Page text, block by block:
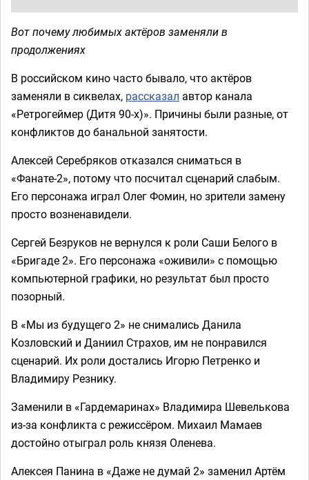
Вот почему любимых актёров заменяли в
продолжениях
В российском кино часто бывало, что актёров
заменяли в сиквелах, рассказал автор канала
«Ретрогеймер (Дитя 90-х)». Причины были разные, от
конфликтов до банальной занятости.
Алексей Серебряков отказался сниматься в
«Фанате-2», потому что посчитал сценарий слабым.
Его персонажа играл Олег Фомин, но зрители замену
просто возненавидели.
Сергей Безруков не вернулся к роли Саши Белого в
«Бригаде 2». Его персонажа «оживили» с помощью
компьютерной графики, но результат был просто
позорный.
В «Мы из будущего 2» не снимались Данила
Козловский и Даниил Страхов, им не понравился
сценарий. Их роли достались Игорю Петренко и
Владимиру Резнику.
Заменили в «Гардемаринах» Владимира Шевелькова
из-за конфликта с режиссёром. Михаил Мамаев
достойно отыграл роль князя Оленева.
Алексея Панина в «Даже не думай 2» заменил Артём